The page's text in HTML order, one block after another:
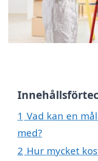
1 Vad kan en
med?
2 Hur mycket